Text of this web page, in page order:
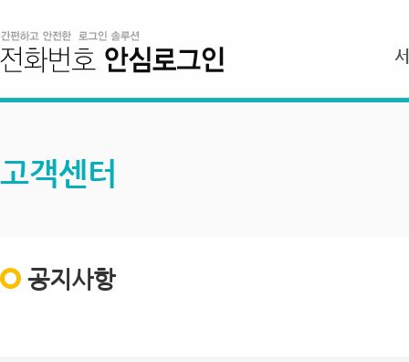
고객센터
공지사항